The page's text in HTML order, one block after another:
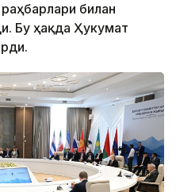
билан
Бу ҳақда Ҳукумат